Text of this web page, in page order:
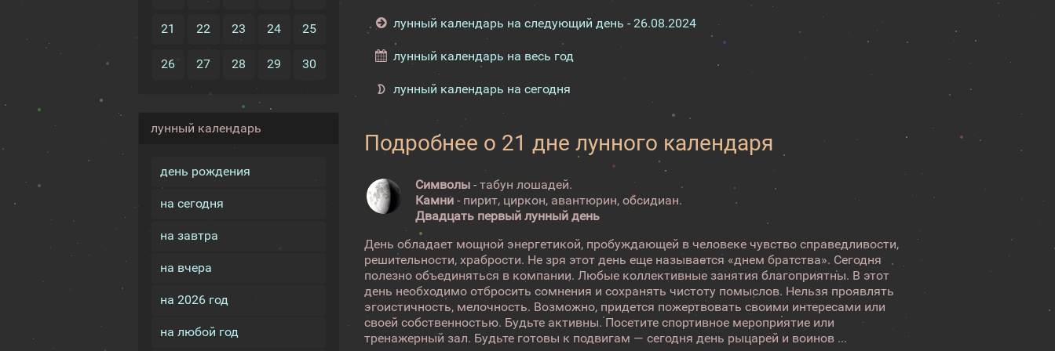
21 22 23 24 25
26 27 28 29 30
лунный календарь
день рождения
на сегодня
на завтра
на вчера
на 2026 год
на любой год
лунный календарь на следующий день - 26.08.2024
лунный календарь на весь год
лунный календарь на сегодня
Подробнее о 21 дне лунного календаря
Символы - табун лошадей.
Камни - пирит, циркон, авантюрин, обсидиан.
Двадцать первый лунный день
День обладает мощной энергетикой, пробуждающей в человеке чувство справедливости,
решительности, храбрости. Не зря этот день еще называется «днем братства». Сегодня
полезно объединяться в компании. Любые коллективные занятия благоприятны. В этот
день необходимо отбросить сомнения и сохранять чистоту помыслов. Нельзя проявлять
эгоистичность, мелочность. Возможно, придется пожертвовать своими интересами или
своей собственностью. Будьте активны. Посетите спортивное мероприятие или
тренажерный зал. Будьте готовы к подвигам — сегодня день рыцарей и воинов ...